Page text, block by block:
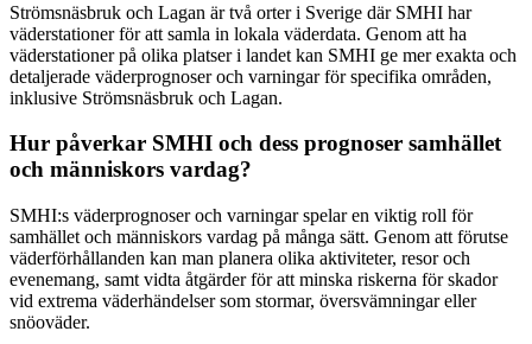
Strömsnäsbruk och Lagan är två orter i Sverige där SMHI har
väderstationer för att samla in lokala väderdata. Genom att ha
väderstationer på olika platser i landet kan SMHI ge mer exakta och
detaljerade väderprognoser och varningar för specifika områden,
inklusive Strömsnäsbruk och Lagan.
Hur påverkar SMHI och dess prognoser samhället
och människors vardag?
SMHI:s väderprognoser och varningar spelar en viktig roll för
samhället och människors vardag på många sätt. Genom att förutse
väderförhållanden kan man planera olika aktiviteter, resor och
evenemang, samt vidta åtgärder för att minska riskerna för skador
vid extrema väderhändelser som stormar, översvämningar eller
snöoväder.